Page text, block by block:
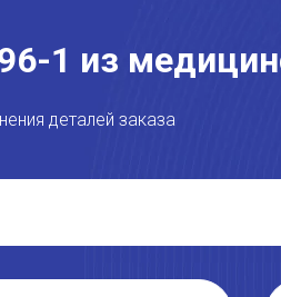
1 из
деталей заказа